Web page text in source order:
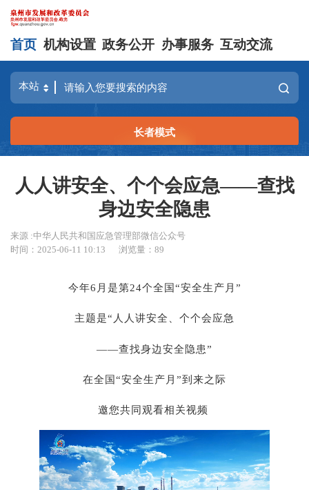
首页 机构设置 政务公开 办事服务 互动交流
长者模式
人人讲安全、个个会应急——查找
身边安全隐患
来源 :中华人民共和国应急管理部微信公众号
时间：2025-06-11 10:13
浏览量：89
今年6月是第24个全国“安全生产月”
主题是“人人讲安全、个个会应急
——查找身边安全隐患”
在全国“安全生产月”到来之际
邀您共同观看相关视频